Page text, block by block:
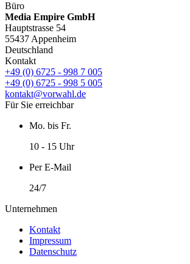
Büro
Media Empire GmbH
Hauptstrasse 54
55437 Appenheim
Deutschland
Kontakt
+49 (0) 6725 - 998 7 005
+49 (0) 6725 - 998 5 005
kontakt@vorwahl.de
Für Sie erreichbar
Mo. bis Fr.
10 - 15 Uhr
Per E-Mail
24/7
Unternehmen
Kontakt
Impressum
Datenschutz